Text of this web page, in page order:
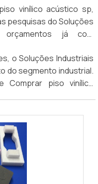
vinílico acústico sp,
pesquisas do Soluções
orçamentos já com
o Soluções Industriais
do segmento industrial.
Comprar piso vinílico